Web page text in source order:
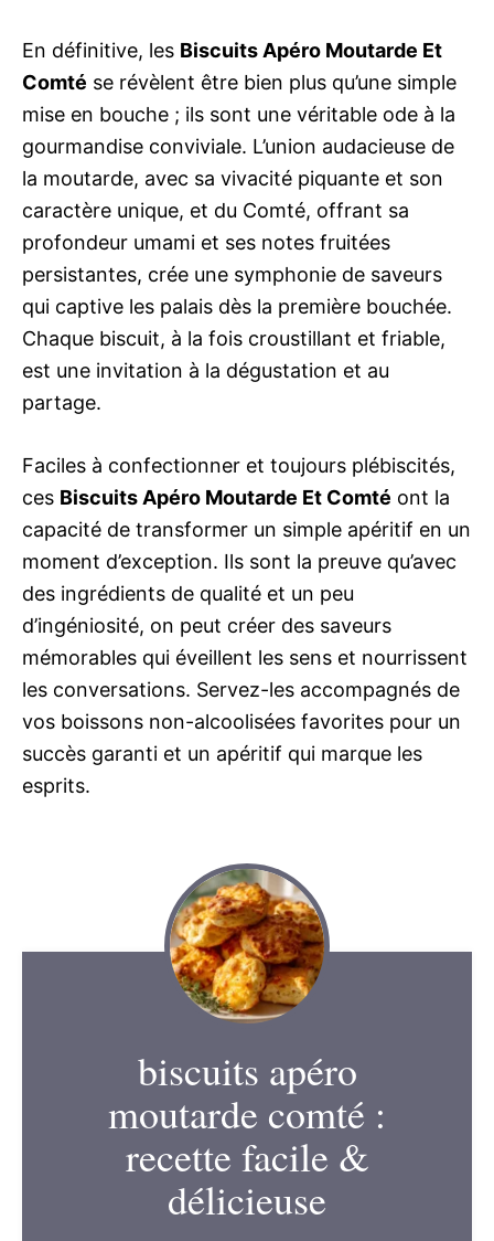
En définitive, les Biscuits Apéro Moutarde Et
Comté se révèlent être bien plus qu’une simple
mise en bouche ; ils sont une véritable ode à la
gourmandise conviviale. L’union audacieuse de
la moutarde, avec sa vivacité piquante et son
caractère unique, et du Comté, offrant sa
profondeur umami et ses notes fruitées
persistantes, crée une symphonie de saveurs
qui captive les palais dès la première bouchée.
Chaque biscuit, à la fois croustillant et friable,
est une invitation à la dégustation et au
partage.
Faciles à confectionner et toujours plébiscités,
ces Biscuits Apéro Moutarde Et Comté ont la
capacité de transformer un simple apéritif en un
moment d’exception. Ils sont la preuve qu’avec
des ingrédients de qualité et un peu
d’ingéniosité, on peut créer des saveurs
mémorables qui éveillent les sens et nourrissent
les conversations. Servez-les accompagnés de
vos boissons non-alcoolisées favorites pour un
succès garanti et un apéritif qui marque les
esprits.
biscuits apéro
moutarde comté :
recette facile &
délicieuse